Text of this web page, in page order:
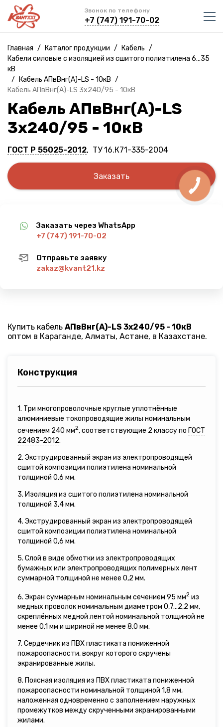
Звонок по телефону
+7 (747) 191-70-02
Главная / Каталог продукции / Кабель /
Кабели силовые с изоляцией из сшитого полиэтилена 6...35
кВ
/
Кабель АПвВнг(A)-LS - 10кВ /
Кабель АПвВнг(A)-LS 3х240/95 - 10кВ
Кабель АПвВнг(A)-LS
3х240/95 - 10кВ
ГОСТ Р 55025-2012, ТУ 16.К71-335-2004
Заказать
Заказать через WhatsApp
+7 (747) 191-70-02
Отправьте заявку
zakaz@kvant21.kz
Купить кабель АПвВнг(A)-LS 3х240/95 - 10кВ
оптом в Караганде, Алматы, Астане, в Казахстане.
Конструкция
1. Три многопроволочные круглые уплотнённые
алюминиевые токопроводящие жилы номинальным
сечением 240 мм2, соответствующие 2 классу по ГОСТ
22483-2012.
2. Экструдированный экран из электропроводящей
сшитой композиции полиэтилена номинальной
толщиной 0,6 мм.
3. Изоляция из сшитого полиэтилена номинальной
толщиной 3,4 мм.
4. Экструдированный экран из электропроводящей
сшитой композиции полиэтилена номинальной
толщиной 0,6 мм.
5. Слой в виде обмотки из электропроводящих
бумажных или электропроводящих полимерных лент
суммарной толщиной не менее 0,2 мм.
6. Экран суммарным номинальным сечением 95 мм2 из
медных проволок номинальным диаметром 0,7...2,2 мм,
скреплённых медной лентой номинальной толщиной не
менее 0,1 мм и шириной не менее 8,0 мм.
7. Сердечник из ПВХ пластиката пониженной
пожароопасности, вокруг которого скручены
экранированные жилы.
8. Поясная изоляция из ПВХ пластиката пониженной
пожароопасности номинальной толщиной 1,8 мм,
наложенная одновременно с заполнением наружных
промежутков между скрученными экранированными
жилами.